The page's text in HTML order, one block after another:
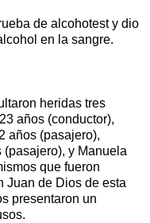
de alcohotest y dio
en la sangre.
heridas tres
años (conductor),
años (pasajero),
y Manuela
que fueron
Juan de Dios de esta
presentaron un